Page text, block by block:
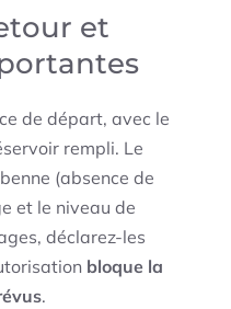
et
de départ, avec le
rempli. Le
(absence de
et le niveau de
déclarez-les
bloque la
.